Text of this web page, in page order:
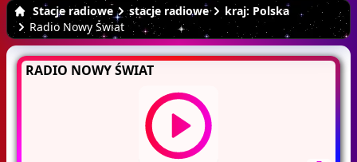
Stacje radiowe stacje radiowe
kraj: Polska
Radio Nowy Świat
RADIO NOWY ŚWIAT